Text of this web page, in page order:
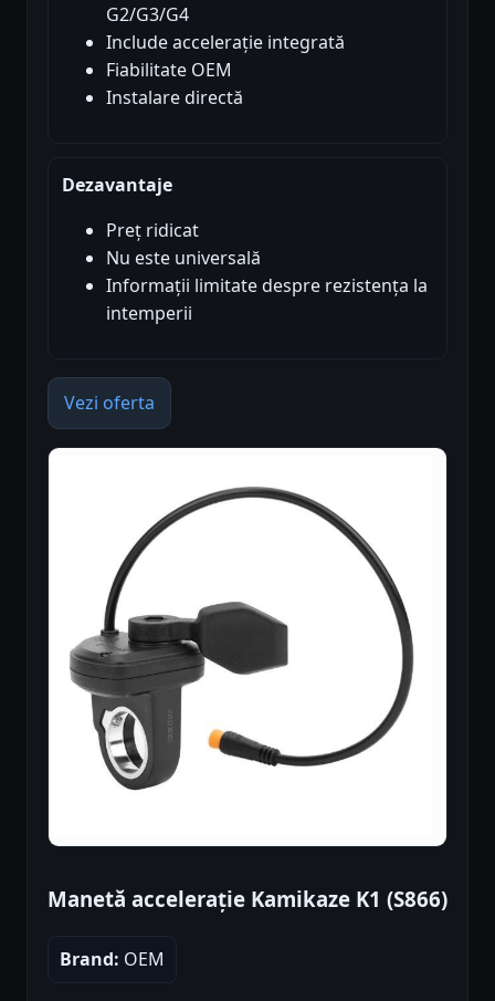
G2/G3/G4
Include accelerație integrată
Fiabilitate OEM
Instalare directă
Dezavantaje
Preț ridicat
Nu este universală
Informații limitate despre rezistența la
intemperii
Vezi oferta
Manetă accelerație Kamikaze K1 (S866)
Brand: OEM